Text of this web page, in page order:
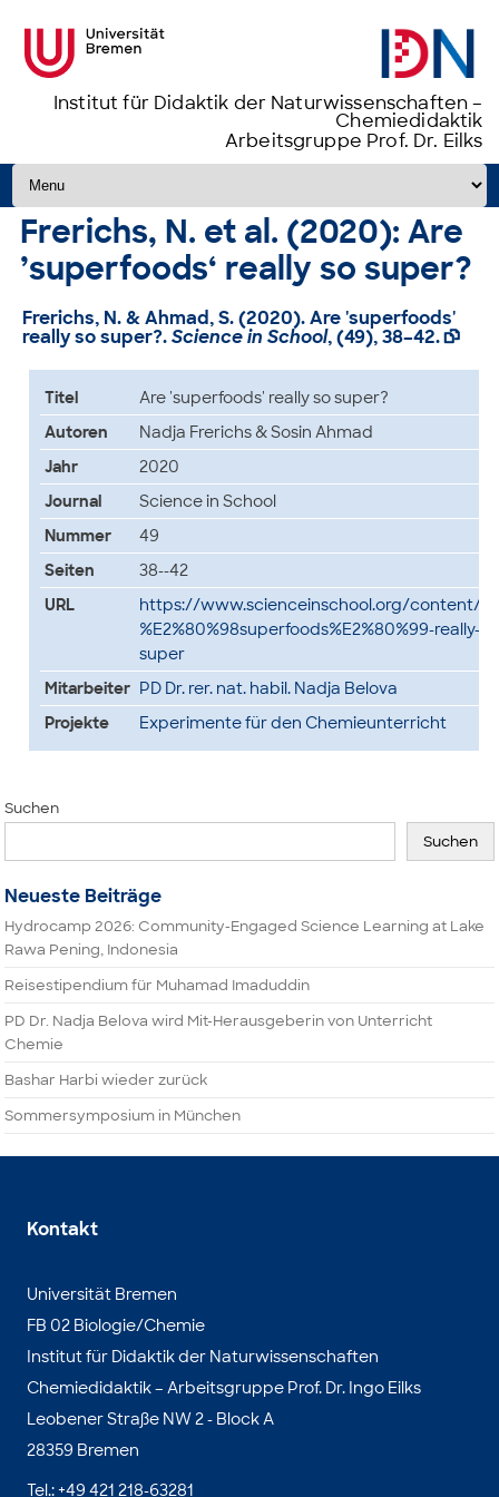
Institut für Didaktik der Naturwissenschaften –
Chemiedidaktik
Arbeitsgruppe Prof. Dr. Eilks
Zum Inhalt springen
Frerichs, N. et al. (2020): Are
’superfoods‘ really so super?
Frerichs, N. & Ahmad, S. (2020).Are 'superfoods'
really so super?.Science in School, (49), 38–42. 
Titel
Are 'superfoods' really so super?
Autoren
Nadja Frerichs & Sosin Ahmad
Jahr
2020
Journal
Science in School
Nummer
49
Seiten
38--42
URL
https://www.scienceinschool.org/content/
%E2%80%98superfoods%E2%80%99-really-
super
Mitarbeiter PD Dr. rer. nat. habil. Nadja Belova
Projekte
Experimente für den Chemieunterricht
Suchen
Suchen
Neueste Beiträge
Hydrocamp 2026: Community-Engaged Science Learning at Lake
Rawa Pening, Indonesia
Reisestipendium für Muhamad Imaduddin
PD Dr. Nadja Belova wird Mit-Herausgeberin von Unterricht
Chemie
Bashar Harbi wieder zurück
Sommersymposium in München
Kontakt
Universität Bremen
FB 02 Biologie/Chemie
Institut für Didaktik der Naturwissenschaften
Chemiedidaktik – Arbeitsgruppe Prof. Dr. Ingo Eilks
Leobener Straße NW 2 - Block A
28359 Bremen
Tel.: +49 421 218-63281